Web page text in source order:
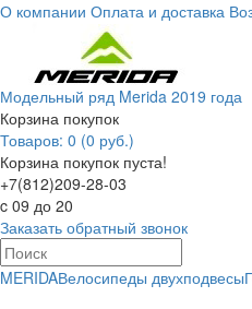
О компании Оплата и доставка
Модельный ряд Merida 2019 года
Корзина покупок
Товаров: 0 (0 руб.)
Корзина покупок пуста!
+7(812)209-28-03
c 09 до 20
Заказать обратный звонок
MERIDAВелосипеды двухподвесы